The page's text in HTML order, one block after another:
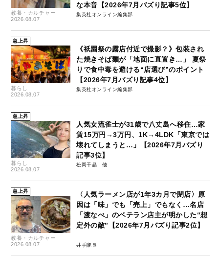
教養・カルチャー
2026.08.07
な本音【2026年7月バズり記事5位】
集英社オンライン編集部
急上昇
暮らし
2026.08.07
《祇園祭の露店付近で撮影？》包装され
た焼きそば麺が「地面に直置き…」 夏祭
りで食中毒を避ける“店選び”のポイント
【2026年7月バズり記事4位】
集英社オンライン編集部
急上昇
暮らし
2026.08.07
人気女流雀士が31歳で八丈島へ移住…家
賃15万円→3万円、1K→4LDK「東京では
壊れてしまうと…」【2026年7月バズり
記事3位】
松岡千晶
急上昇
教養・カルチャー
2026.08.07
〈人気ラーメン店が1年3カ月で閉店〉原
因は「味」でも「売上」でもなく…名店
「渡なべ」のベテラン店主が明かした“想
定外の敵”【2026年7月バズり記事2位】
井手隊長